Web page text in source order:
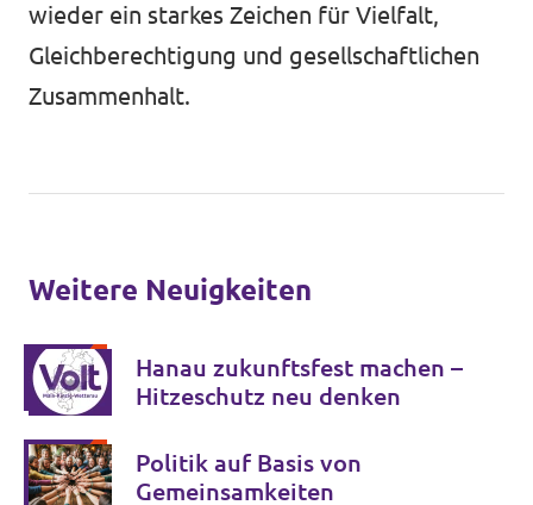
wieder ein starkes Zeichen für Vielfalt,
Gleichberechtigung und gesellschaftlichen
Zusammenhalt.
Weitere Neuigkeiten
Hanau zukunftsfest machen –
Hitzeschutz neu denken
Politik auf Basis von
Gemeinsamkeiten